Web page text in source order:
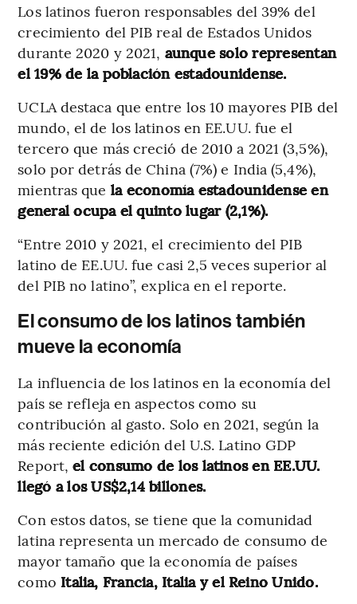
Los latinos fueron responsables del 39% del
crecimiento del PIB real de Estados Unidos
durante 2020 y 2021, aunque solo representan
el 19% de la población estadounidense.
UCLA destaca que entre los 10 mayores PIB del
mundo, el de los latinos en EE.UU. fue el
tercero que más creció de 2010 a 2021 (3,5%),
solo por detrás de China (7%) e India (5,4%),
mientras que la economía estadounidense en
general ocupa el quinto lugar (2,1%).
“Entre 2010 y 2021, el crecimiento del PIB
latino de EE.UU. fue casi 2,5 veces superior al
del PIB no latino”, explica en el reporte.
El consumo de los latinos también
mueve la economía
La influencia de los latinos en la economía del
país se refleja en aspectos como su
contribución al gasto. Solo en 2021, según la
más reciente edición del U.S. Latino GDP
Report,el consumo de los latinos en EE.UU.
llegó a los US$2,14 billones.
Con estos datos, se tiene que la comunidad
latina representa un mercado de consumo de
mayor tamaño que la economía de países
como Italia, Francia, Italia y el Reino Unido.